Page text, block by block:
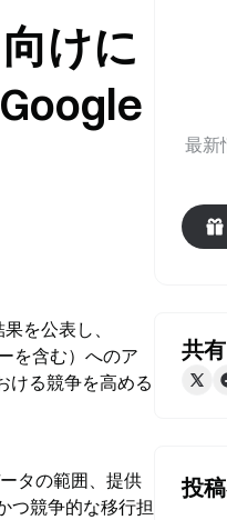
けに
を公表し、
を含む）へのア
ける競争を高める
タの範囲、提供
つ競争的な移行担
最新
共有
投